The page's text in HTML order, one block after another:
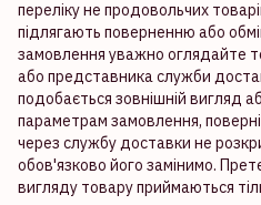
переліку не продовольчих
підлягають поверненню або
замовлення уважно оглядайте
або представника служби
подобається зовнішній вигляд
параметрам замовлення,
через службу доставки не
обов'язково його замінимо.
вигляду товару приймаються